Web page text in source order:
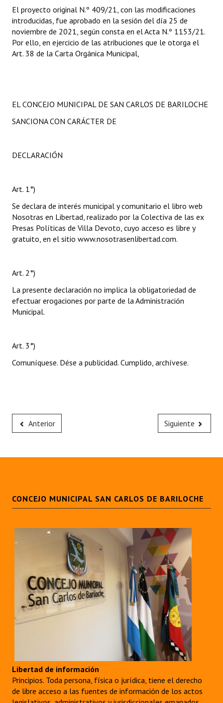
El proyecto original N.º 409/21, con las modificaciones
introducidas, fue aprobado en la sesión del día 25 de
noviembre de 2021, según consta en el Acta N.º 1153/21.
Por ello, en ejercicio de las atribuciones que le otorga el
Art. 38 de la Carta Orgánica Municipal,
EL CONCEJO MUNICIPAL DE SAN CARLOS DE BARILOCHE
SANCIONA CON CARÁCTER DE
DECLARACIÓN
Art. 1°)
Se declara de interés municipal y comunitario el libro web
Nosotras en Libertad, realizado por la Colectiva de las ex
Presas Políticas de Villa Devoto, cuyo acceso es libre y
gratuito, en el sitio www.nosotrasenlibertad.com.
Art. 2°)
La presente declaración no implica la obligatoriedad de
efectuar erogaciones por parte de la Administración
Municipal.
Art. 3°)
Comuníquese. Dése a publicidad. Cumplido, archívese.
Anterior Siguiente
CONCEJO MUNICIPAL SAN CARLOS DE BARILOCHE
Libertad de información
Principios. Toda persona, física o jurídica, tiene el derecho
de libre acceso a las fuentes de información de los actos